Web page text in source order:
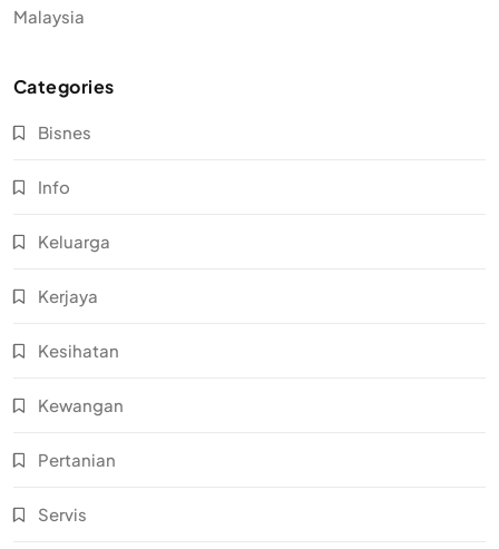
Malaysia
Categories
Bisnes
Info
Keluarga
Kerjaya
Kesihatan
Kewangan
Pertanian
Servis